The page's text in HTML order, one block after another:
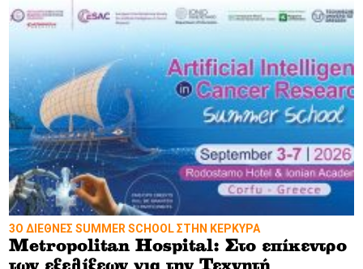
3Ο ΔΙΕΘΝΕΣ SUMMER SCHOOL ΣΤΗΝ ΚΕΡΚΥΡΑ
Metropolitan Hospital: Στο επίκεντρο
των εξελίξεων για την Τεχνητή